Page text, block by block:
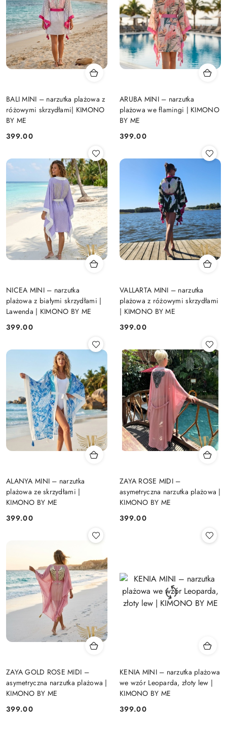
BALI MINI – narzutka plażowa z
różowymi skrzydłami| KIMONO
BY ME
Cena:
399.00
ARUBA MINI – narzutka
plażowa we flamingi | KIMONO
BY ME
Cena:
399.00
NICEA MINI – narzutka
plażowa z białymi skrzydłami |
Lawenda | KIMONO BY ME
Cena:
399.00
VALLARTA MINI – narzutka
plażowa z różowymi skrzydłami
| KIMONO BY ME
Cena:
399.00
ALANYA MINI – narzutka
plażowa ze skrzydłami |
KIMONO BY ME
Cena:
399.00
ZAYA ROSE MIDI –
asymetryczna narzutka plażowa |
KIMONO BY ME
Cena:
399.00
ZAYA GOLD ROSE MIDI –
asymetryczna narzutka plażowa |
KIMONO BY ME
Cena:
399.00
KENIA MINI – narzutka plażowa
we wzór Leoparda, złoty lew |
KIMONO BY ME
Cena:
399.00